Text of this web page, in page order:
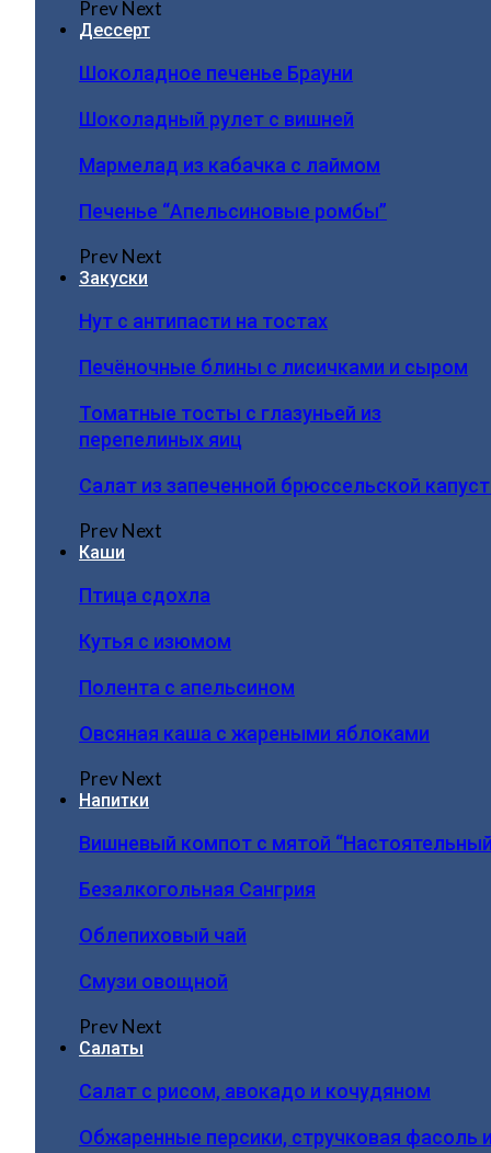
PrevNext
Дессерт
Шоколадное печенье Брауни
Шоколадный рулет с вишней
Мармелад из кабачка с лаймом
Печенье “Апельсиновые ромбы”
PrevNext
Закуски
Нут с антипасти на тостах
Печёночные блины с лисичками и сыром
Томатные тосты с глазуньей из
перепелиных яиц
Салат из запеченной брюссельской
PrevNext
Каши
Птица сдохла
Кутья с изюмом
Полента с апельсином
Овсяная каша с жареными яблоками
PrevNext
Напитки
Вишневый компот с мятой
Безалкогольная Сангрия
Облепиховый чай
Смузи овощной
PrevNext
Салаты
Салат с рисом, авокадо и кочудяном
Обжаренные персики, стручковая фасоль